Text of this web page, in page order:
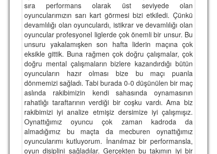
sıra performans olarak üst seviyede olan
oyuncularımızın sarı kart görmesi bizi etkiledi. Çünkü
devamlılığı olan oyunculardı, istikrar ve devamlılığı olan
oyuncular profesyonel liglerde çok önemli bir unsur. Bu
unsuru yakalamışken son hafta liderin maçına çok
eksikle gittik. Buna rağmen çok doğru çalışmalar, çok
doğru mental çalışmaların bizlere kazandırdığı bütün
oyuncuların hazır olması bize bu maçı puanla
dönmemizi sağladı. Tabi burada 0-0 düşünülen bir maç
aslında rakibimizin kendi sahasında oynamasının
rahatlığı taraftarının verdiği bir coşku vardı. Ama biz
rakibimizi iyi analize etmişiz dersimize iyi çalışmışız.
Oynattığımız oyuncu çok zaman kadroda da
almadığımız bu maçta da mecburen oynattığımız
oyuncularımı kutluyorum. İnanılmaz bir performansla,
oyun disiplini sağladılar. Gerçekten bu takımın iyi bir